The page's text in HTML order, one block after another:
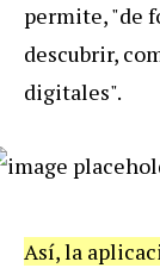
permite, "de
descubrir,
digitales".
Así, la